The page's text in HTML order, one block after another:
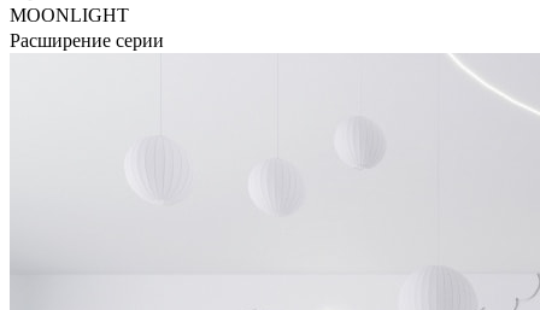
MOONLIGHT
Расширение серии